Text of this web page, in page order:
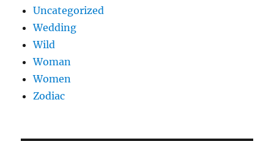
Uncategorized
Wedding
Wild
Woman
Women
Zodiac